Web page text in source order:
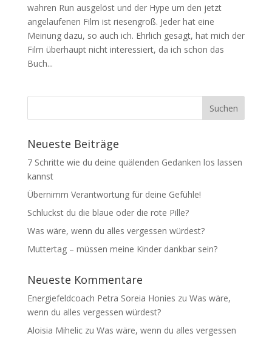
wahren Run ausgelöst und der Hype um den jetzt
angelaufenen Film ist riesengroß. Jeder hat eine
Meinung dazu, so auch ich. Ehrlich gesagt, hat mich der
Film überhaupt nicht interessiert, da ich schon das
Buch...
Neueste Beiträge
7 Schritte wie du deine quälenden Gedanken los lassen
kannst
Übernimm Verantwortung für deine Gefühle!
Schluckst du die blaue oder die rote Pille?
Was wäre, wenn du alles vergessen würdest?
Muttertag – müssen meine Kinder dankbar sein?
Neueste Kommentare
Energiefeldcoach Petra Soreia Honies zu Was wäre,
wenn du alles vergessen würdest?
Aloisia Miheliczu Was wäre, wenn du alles vergessen